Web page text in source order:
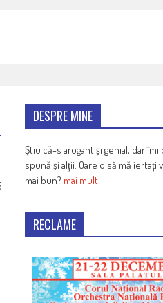
DESPRE MINE
Știu că-s arogant și genial, dar
spună și alții. Oare o să mă iertați
mai bun? mai mult
RECLAME